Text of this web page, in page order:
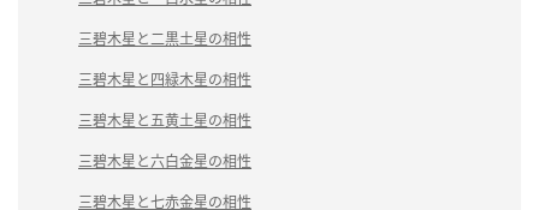
三碧木星と二黒土星の相性
三碧木星と四緑木星の相性
三碧木星と五黄土星の相性
三碧木星と六白金星の相性
三碧木星と七赤金星の相性